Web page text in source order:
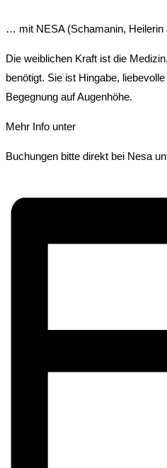
… mit NESA (Schamanin, Heilerin
Die weiblichen Kraft ist die
benötigt. Sie ist Hingabe,
Begegnung auf Augenhöhe.
Mehr Info unter
Buchungen bitte direkt bei Nesa